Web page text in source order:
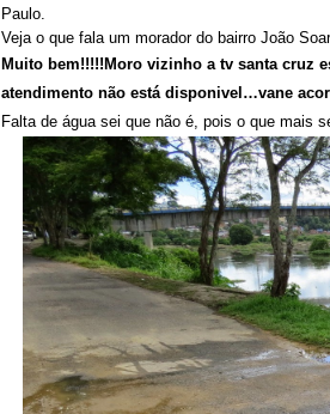
Paulo.
Veja o que fala um morador do bairro João
Muito bem!!!!!Moro vizinho a tv santa cruz
atendimento não está disponivel…vane
Falta de água sei que não é, pois o que mais